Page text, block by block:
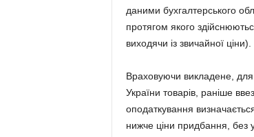
даними бухгалтерського
протягом якого
виходячи із звичайної ціни).
Враховуючи викладене, для
України товарів, раніше
оподаткування
нижче ціни придбання, без